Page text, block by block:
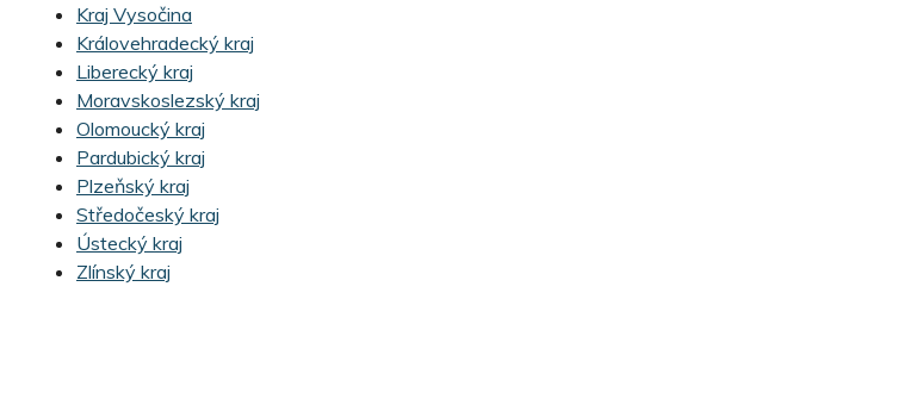
Kraj Vysočina
Královehradecký kraj
Liberecký kraj
Moravskoslezský kraj
Olomoucký kraj
Pardubický kraj
Plzeňský kraj
Středočeský kraj
Ústecký kraj
Zlínský kraj